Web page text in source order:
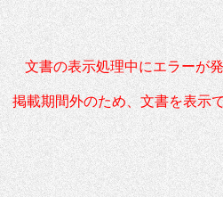
文書の表示処理中にエラーが
掲載期間外のため、文書を表示